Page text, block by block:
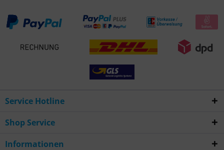
Service Hotline
Shop Service
Informationen